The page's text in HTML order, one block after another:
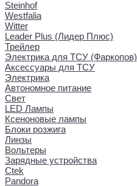
Steinhof
Westfalia
Witter
Leader Plus (Лидер Плюс)
Трейлер
Электрика для ТСУ (Фаркопов)
Аксессуары для ТСУ
Электрика
Автономное питание
Свет
LED Лампы
Ксеноновые лампы
Блоки розжига
Линзы
Вольтеры
Зарядные устройства
Ctek
Pandora